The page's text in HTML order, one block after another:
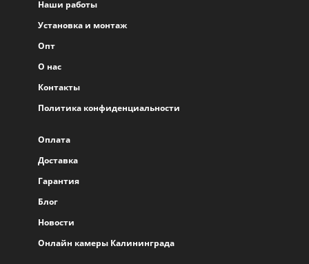
Наши работы
Установка и монтаж
Опт
О нас
Контакты
Политика конфиденциальности
Оплата
Доставка
Гарантия
Блог
Новости
Онлайн камеры Калининграда